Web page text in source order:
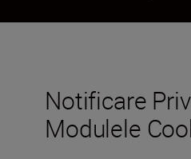
Notificare
Modulele